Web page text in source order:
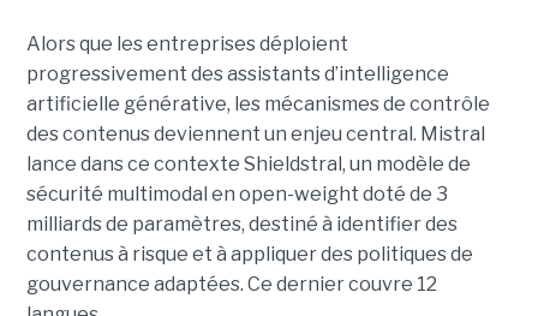
Alors que les entreprises déploient
progressivement des assistants d’intelligence
artificielle générative, les mécanismes de contrôle
des contenus deviennent un enjeu central. Mistral
lance dans ce contexte Shieldstral, un modèle de
sécurité multimodal en open-weight doté de 3
milliards de paramètres, destiné à identifier des
contenus à risque et à appliquer des politiques de
gouvernance adaptées. Ce derniercouvre 12